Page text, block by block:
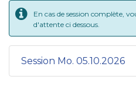
En cas de session complète,
d'attente ci dessous.
Session Mo. 05.10.2026